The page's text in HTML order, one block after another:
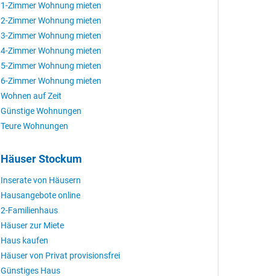
1-Zimmer Wohnung mieten
2-Zimmer Wohnung mieten
3-Zimmer Wohnung mieten
4-Zimmer Wohnung mieten
5-Zimmer Wohnung mieten
6-Zimmer Wohnung mieten
Wohnen auf Zeit
Günstige Wohnungen
Teure Wohnungen
Häuser Stockum
Inserate von Häusern
Hausangebote online
2-Familienhaus
Häuser zur Miete
Haus kaufen
Häuser von Privat provisionsfrei
Günstiges Haus